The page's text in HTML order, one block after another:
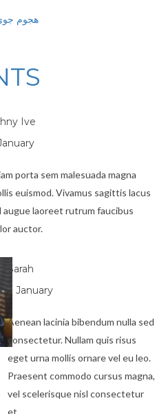
هجوم
Ive
porta sem malesuada magna
euismod. Vivamus sagittis lacus
augue laoreet rutrum faucibus
auctor.
Sarah
3 January
Aenean lacinia bibendum nulla sed
consectetur. Nullam quis risus
eget urna mollis ornare vel eu leo.
Praesent commodo cursus magna,
vel scelerisque nisl consectetur
et.